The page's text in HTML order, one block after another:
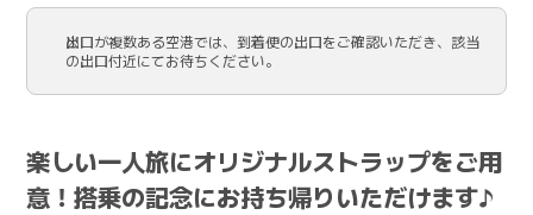
出口が複数ある空港では、到着便の出口をご確認いただき、該当
の出口付近にてお待ちください。
楽しい一人旅にオリジナルストラップをご用
意！搭乗の記念にお持ち帰りいただけます♪